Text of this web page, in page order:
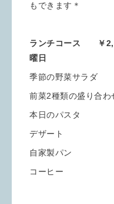
もできます＊
ランチコース ￥
曜日
季節の野菜サラダ
前菜2種類の盛り合わ
本日のパスタ
デザート
自家製パン
コーヒー